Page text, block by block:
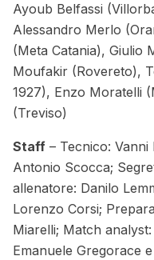
Ayoub Belfassi
Alessandro Merlo
(Meta Catania), Giulio
Moufakir (Rovereto),
1927), Enzo Moratelli
(Treviso)
Staff – Tecnico: Vanni
Antonio Scocca;
allenatore: Danilo
Lorenzo Corsi;
Miarelli; Match
Emanuele Gregorace